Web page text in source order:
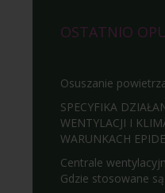
OSTATNIO
Osuszanie
SPECYFIKA
WENTYLACJI I
WARUNKACH
Centrale
Gdzie stosowane